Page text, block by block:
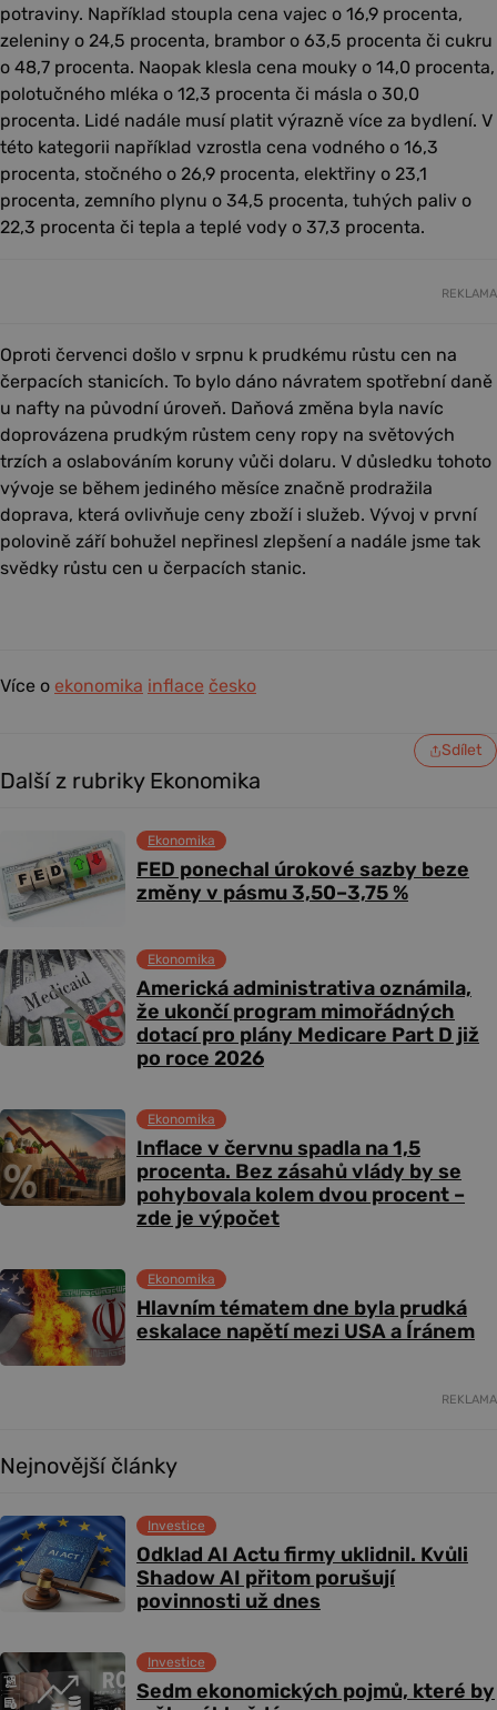
potraviny. Například stoupla cena vajec o 16,9 procenta,
zeleniny o 24,5 procenta, brambor o 63,5 procenta či cukru
o 48,7 procenta. Naopak klesla cena mouky o 14,0 procenta,
polotučného mléka o 12,3 procenta či másla o 30,0
procenta. Lidé nadále musí platit výrazně více za bydlení. V
této kategorii například vzrostla cena vodného o 16,3
procenta, stočného o 26,9 procenta, elektřiny o 23,1
procenta, zemního plynu o 34,5 procenta, tuhých paliv o
22,3 procenta či tepla a teplé vody o 37,3 procenta.
REKLAMA
Oproti červenci došlo v srpnu k prudkému růstu cen na
čerpacích stanicích. To bylo dáno návratem spotřební daně
u nafty na původní úroveň. Daňová změna byla navíc
doprovázena prudkým růstem ceny ropy na světových
trzích a oslabováním koruny vůči dolaru. V důsledku tohoto
vývoje se během jediného měsíce značně prodražila
doprava, která ovlivňuje ceny zboží i služeb. Vývoj v první
polovině září bohužel nepřinesl zlepšení a nadále jsme tak
svědky růstu cen u čerpacích stanic.
Více o ekonomika inflace česko
Sdílet
Další z rubriky Ekonomika
FED ponechal úrokové sazby beze
změny v pásmu 3,50–3,75 %
Ekonomika
Americká administrativa oznámila,
že ukončí program mimořádných
dotací pro plány Medicare Part D již
po roce 2026
Ekonomika
Inflace v červnu spadla na 1,5
procenta. Bez zásahů vlády by se
pohybovala kolem dvou procent –
zde je výpočet
Ekonomika
Hlavním tématem dne byla prudká
eskalace napětí mezi USA a Íránem
Ekonomika
REKLAMA
Nejnovější články
Odklad AI Actu firmy uklidnil. Kvůli
Shadow AI přitom porušují
povinnosti už dnes
Investice
Sedm ekonomických pojmů, které by
Investice